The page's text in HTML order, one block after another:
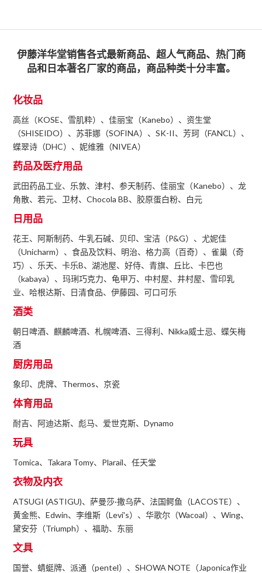
伊藤洋华堂销售各式最新商品、超人气商品、热门商
品和日本著名厂家的商品，商品种类十分丰富。
化妆品
高丝（KOSE、雪肌粋）、佳丽宝（Kanebo）、资生堂
（SHISEIDO）、苏菲娜（SOFINA）、SK-II、芳珂（FANCL）、
蝶翠诗（DHC）、妮维雅（NIVEA）
药品及医疗用品
武田药品工业、乐敦、津村、参天制药、佳丽宝（Kanebo）、龙
角散、若元、卫材、Chocola BB、胶原蛋白粉、白元
日用品
花王、阿斯制药、牛乳石碱、贝印、宝洁（P&G）、尤妮佳
（Unicharm）、食品及饮料、明治、格力高（百奇）、雀巢（奇
巧）、乐天、卡乐B、湖池屋、好侍、青旗、丘比、卡巴也
（kabaya）、玛琍巧克力、龟甲万、中村屋、井村屋、雪印乳
业、哈根达斯、日清食品、伊藤园、可口可乐
酒类
朝日啤酒、麒麟啤酒、札幌啤酒、三得利、Nikka威士忌、蝶矢梅
酒
厨房用品
象印、虎牌、Thermos、京瓷
体育用品
耐吉、阿迪达斯、彪马、爱世克斯、Dynamo
玩具
Tomica、Takara Tomy、Plarail、任天堂
衣物及内衣
ATSUGI (ASTIGU)、萨曼莎·撒乌萨、法国鳄鱼（LACOSTE）、
黄金熊、Edwin、李维斯（Levi's）、华歌尔（Wacoal）、Wing、
黛安芬（Triumph）、福助、东丽
文具
国誉、蜻蜓牌、派通（pentel）、SHOWA NOTE（Japonica作业